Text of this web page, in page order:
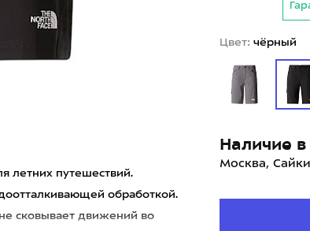
летних путешествий.
обработкой.
сковывает движений во
Цвет: чёрный
Наличие в
Москва,